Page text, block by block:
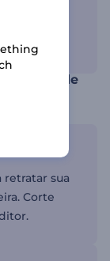
de
de
retratar sua
Corte